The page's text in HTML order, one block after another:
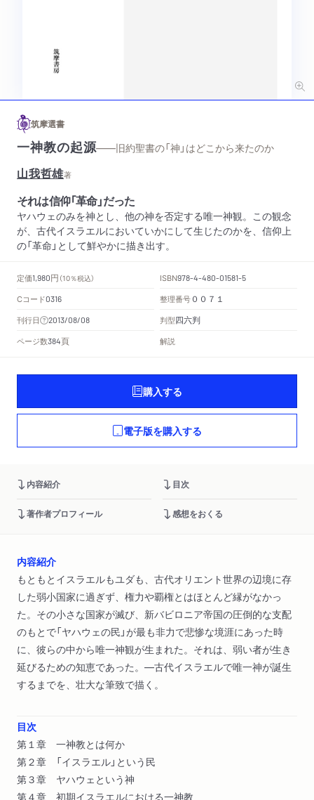
筑摩選書
一神教の起源——旧約聖書の「神」はどこから来たのか
山我哲雄著
それは信仰「革命」だった
ヤハウェのみを神とし、他の神を否定する唯一神観。この観念
が、古代イスラエルにおいていかにして生じたのかを、信仰上
の「革命」として鮮やかに描き出す。
定価1,980円 （10％税込） ISBN978-4-480-01581-5
Cコード0316 整理番号 ００７１
刊行日 2013/08/08 判型四六判
ページ数384頁 解説
購入する
電子版を購入する
内容紹介 目次
著作者プロフィール 感想をおくる
内容紹介
もともとイスラエルもユダも、古代オリエント世界の辺境に存
した弱小国家に過ぎず、権力や覇権とはほとんど縁がなかっ
た。その小さな国家が滅び、新バビロニア帝国の圧倒的な支配
のもとで「ヤハウェの民」が最も非力で悲惨な境涯にあった時
に、彼らの中から唯一神観が生まれた。それは、弱い者が生き
延びるための知恵であった。―古代イスラエルで唯一神が誕生
するまでを、壮大な筆致で描く。
目次
第１章 一神教とは何か
第２章 「イスラエル」という民
第３章 ヤハウェという神
第４章 初期イスラエルにおける一神教